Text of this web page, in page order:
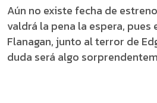
Aún no existe fecha de
valdrá la pena la espera, pues
Flanagan, junto al terror de
duda será algo